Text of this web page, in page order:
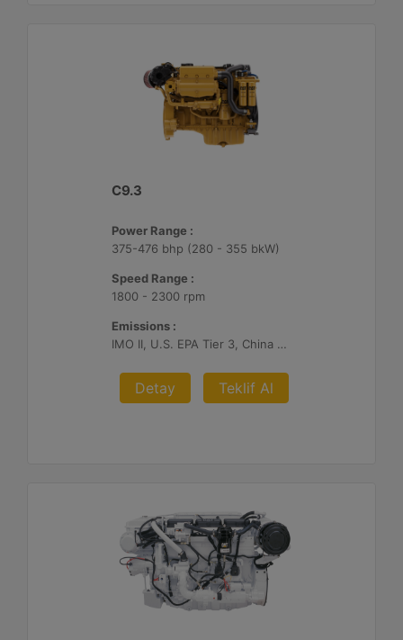
C9.3
Power Range :
375-476 bhp (280 - 355 bkW)
Speed Range :
1800 - 2300 rpm
Emissions :
IMO II, U.S. EPA Tier 3, China Stage II
Detay Teklif Al